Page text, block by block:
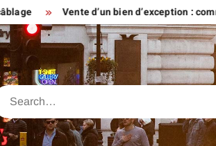
Vente d’un bien d’exception : comment
Search